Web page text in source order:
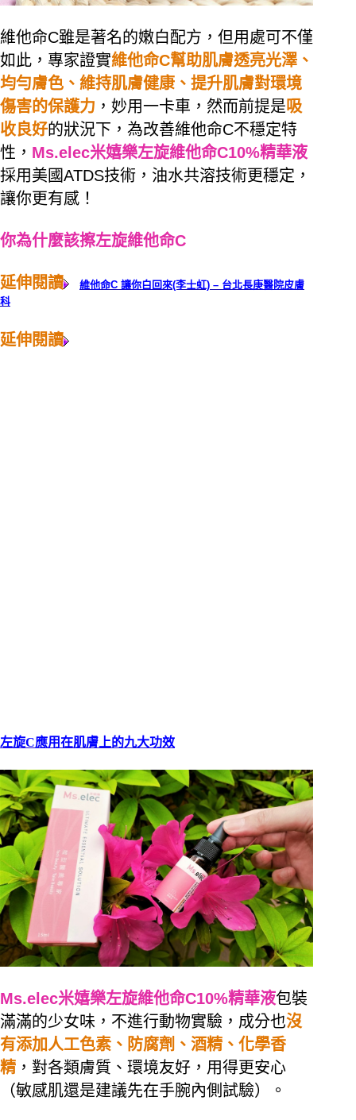
維他命C雖是著名的嫩白配方，但用處可不僅
如此，專家證實維他命C幫助肌膚透亮光澤、
均勻膚色、維持肌膚健康、提升肌膚對環境
傷害的保護力 ，妙用一卡車，然而前提是吸
收良好的狀況下，為改善維他命C不穩定特
性， Ms.elec米嬉樂左旋維他命C10%精華液
採用美國ATDS技術，油水共溶技術更穩定，
讓你更有感！
你為什麼該擦左旋維他命C
延伸閱讀
維他命C 讓你白回來(李士虹) – 台北長庚醫院皮膚
科
延伸閱讀
左旋C應用在肌膚上的九大功效
Ms.elec米嬉樂左旋維他命C10%精華液包裝
滿滿的少女味，不進行動物實驗，成分也沒
有添加人工色素、防腐劑、酒精、化學香
精 ，對各類膚質、環境友好，用得更安心
（敏感肌還是建議先在手腕內側試驗）。